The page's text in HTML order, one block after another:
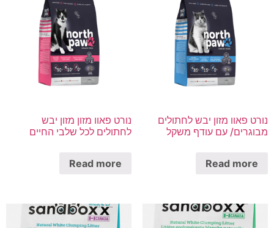
נורט פאוו מזון יבש לחתולים
מבוגרים/ עם עודף משקל
Read more
נורט פאוו מזון מזון יבש
לחתולים לכל שלבי החיים
Read more